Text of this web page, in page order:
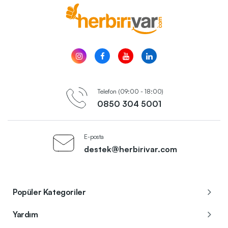
Telefon (09:00 - 18:00)
0850 304 5001
E-posta
destek@herbirivar.com
Popüler Kategoriler
Yardım